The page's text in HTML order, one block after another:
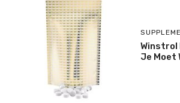
Winstrol
Je Moet